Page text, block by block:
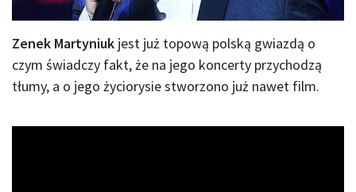
Zenek Martyniuk jest już topową polską gwiazdą o
czym świadczy fakt, że na jego koncerty przychodzą
tłumy, a o jego życiorysie stworzono już nawet film.